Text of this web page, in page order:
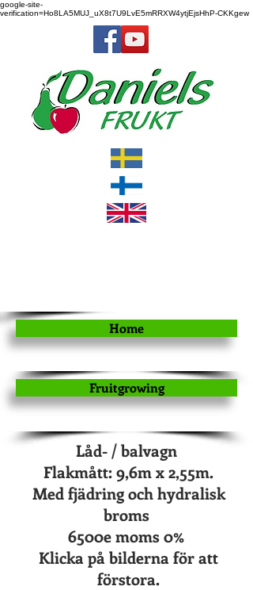
google-site-
verification=Ho8LA5MUJ_uX8t7U9LvE5mRRXW4ytjEjsHhP-CKKgew
Home
Fruitgrowing
Låd- / balvagn
Flakmått: 9,6m x 2,55m.
Med fjädring och hydralisk
broms
6500e moms 0%
Klicka på bilderna för att
förstora.